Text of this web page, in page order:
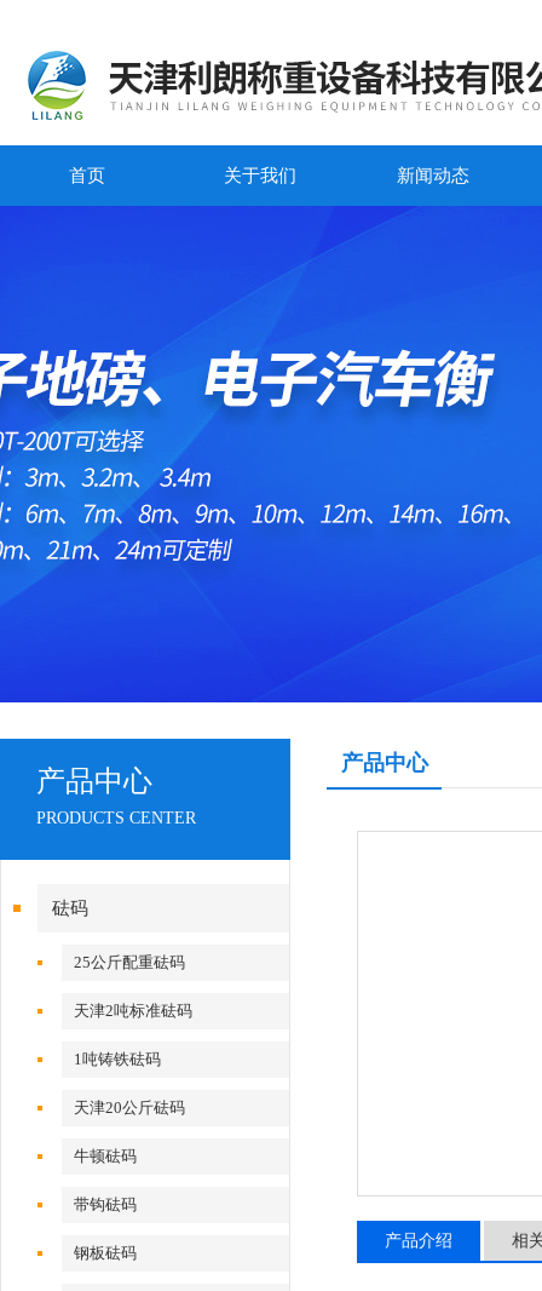
首页 关于我们 新闻动态
产品中心
PRODUCTS CENTER
砝码
25公斤配重砝码
天津2吨标准砝码
1吨铸铁砝码
天津20公斤砝码
牛顿砝码
带钩砝码
钢板砝码
产品中心
产品介绍 相